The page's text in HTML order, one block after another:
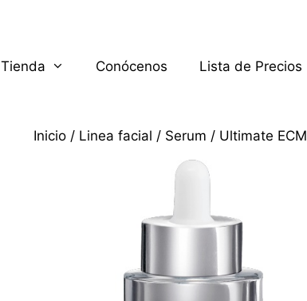
Tienda Conócenos Lista de Precios
Inicio / Linea facial / Serum / Ultimate